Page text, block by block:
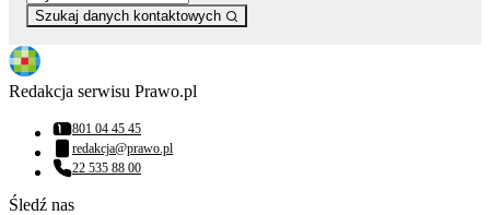
Szukaj danych kontaktowych
Redakcja serwisu Prawo.pl
Numer telefonu:
801 04 45 45
Adres email:
redakcja@prawo.pl
Numer telefonu:
22 535 88 00
Śledź nas